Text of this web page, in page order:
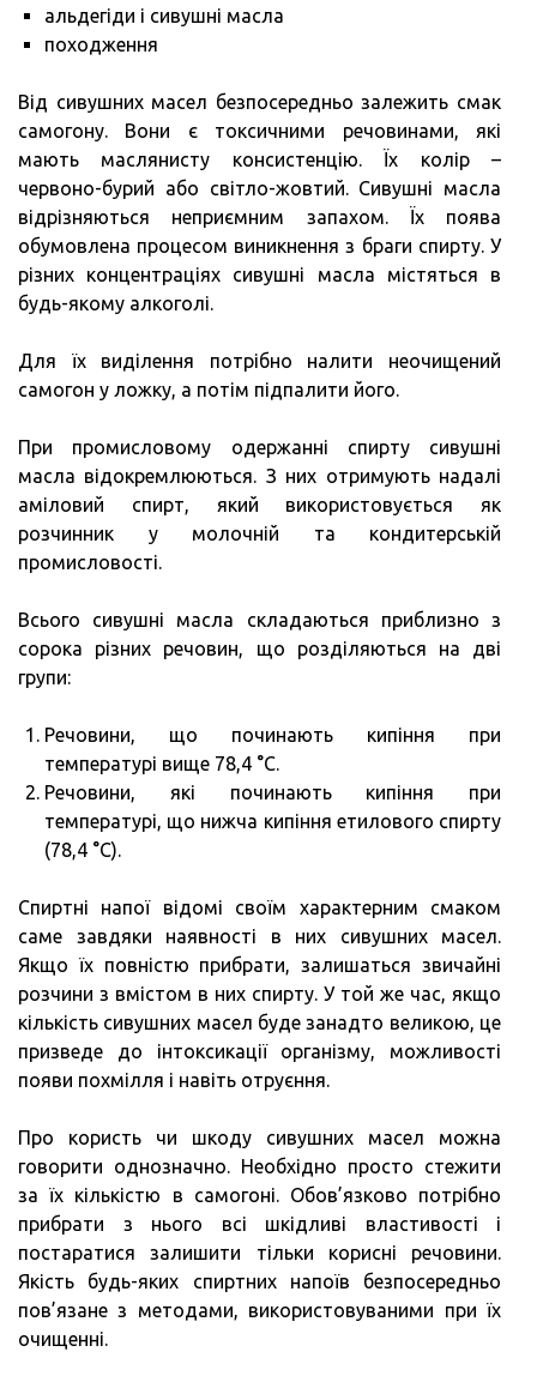
альдегіди і сивушні масла
походження
Від сивушних масел безпосередньо залежить смак
самогону. Вони є токсичними речовинами, які
мають маслянисту консистенцію. Їх колір –
червоно-бурий або світло-жовтий. Сивушні масла
відрізняються неприємним запахом. Їх поява
обумовлена процесом виникнення з браги спирту. У
різних концентраціях сивушні масла містяться в
будь-якому алкоголі.
Для їх виділення потрібно налити неочищений
самогон у ложку, а потім підпалити його.
При промисловому одержанні спирту сивушні
масла відокремлюються. З них отримують надалі
аміловий спирт, який використовується як
розчинник у молочній та кондитерській
промисловості.
Всього сивушні масла складаються приблизно з
сорока різних речовин, що розділяються на дві
групи:
Речовини, що починають кипіння при
температурі вище 78,4 °C.
Речовини, які починають кипіння при
температурі, що нижча кипіння етилового спирту
(78,4 °C).
Спиртні напої відомі своїм характерним смаком
саме завдяки наявності в них сивушних масел.
Якщо їх повністю прибрати, залишаться звичайні
розчини з вмістом в них спирту. У той же час, якщо
кількість сивушних масел буде занадто великою, це
призведе до інтоксикації організму, можливості
появи похмілля і навіть отруєння.
Про користь чи шкоду сивушних масел можна
говорити однозначно. Необхідно просто стежити
за їх кількістю в самогоні. Обов’язково потрібно
прибрати з нього всі шкідливі властивості і
постаратися залишити тільки корисні речовини.
Якість будь-яких спиртних напоїв безпосередньо
пов’язане з методами, використовуваними при їх
очищенні.